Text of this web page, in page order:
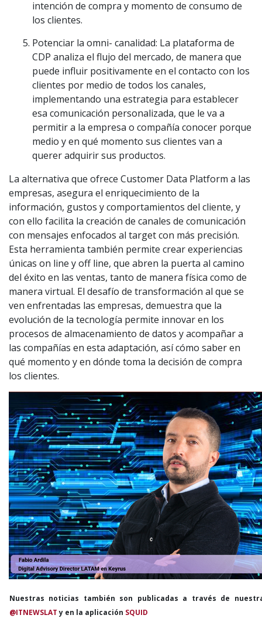
intención de compra y momento de consumo de
los clientes.
Potenciar la omni- canalidad: La plataforma de
CDP analiza el flujo del mercado, de manera que
puede influir positivamente en el contacto con los
clientes por medio de todos los canales,
implementando una estrategia para establecer
esa comunicación personalizada, que le va a
permitir a la empresa o compañía conocer porque
medio y en qué momento sus clientes van a
querer adquirir sus productos.
La alternativa que ofrece Customer Data Platform a las
empresas, asegura el enriquecimiento de la
información, gustos y comportamientos del cliente, y
con ello facilita la creación de canales de comunicación
con mensajes enfocados al target con más precisión.
Esta herramienta también permite crear experiencias
únicas on line y off line, que abren la puerta al camino
del éxito en las ventas, tanto de manera física como de
manera virtual. El desafío de transformación al que se
ven enfrentadas las empresas, demuestra que la
evolución de la tecnología permite innovar en los
procesos de almacenamiento de datos y acompañar a
las compañías en esta adaptación, así cómo saber en
qué momento y en dónde toma la decisión de compra
los clientes.
Nuestras noticias también son publicadas a través de
@ITNEWSLATy en la aplicación SQUID